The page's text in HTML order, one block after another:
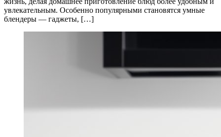
увлекательным. Особенно популярными становятся умные
блендеры — гаджеты, […]